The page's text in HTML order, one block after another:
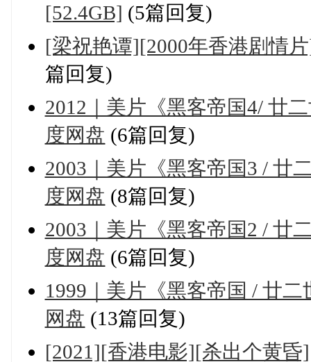
[52.4GB] (5篇回复)
[梁祝艳谭][2000年香港剧情
篇回复)
2012｜美片《黑客帝国4/ 廿
度网盘 (6篇回复)
2003｜美片《黑客帝国3 / 廿
度网盘 (8篇回复)
2003｜美片《黑客帝国2 / 廿
度网盘 (6篇回复)
1999｜美片《黑客帝国 / 廿
网盘 (13篇回复)
[2021][香港电影][杀出个黄